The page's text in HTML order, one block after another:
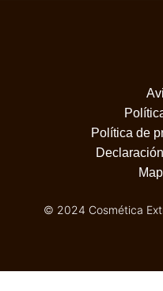
Política de
© 2024 Cosmética